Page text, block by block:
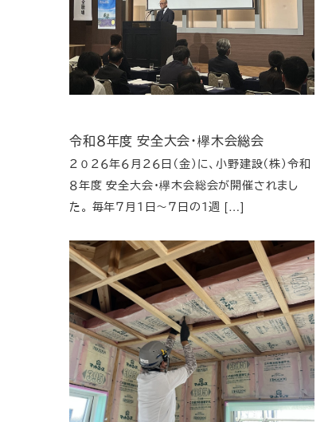
令和８年度 安全大会・欅木会総会
２０２６年６月２６日（金）に、小野建設（株）令和
８年度 安全大会・欅木会総会が開催されまし
た。 毎年７月１日～７日の１週 […]